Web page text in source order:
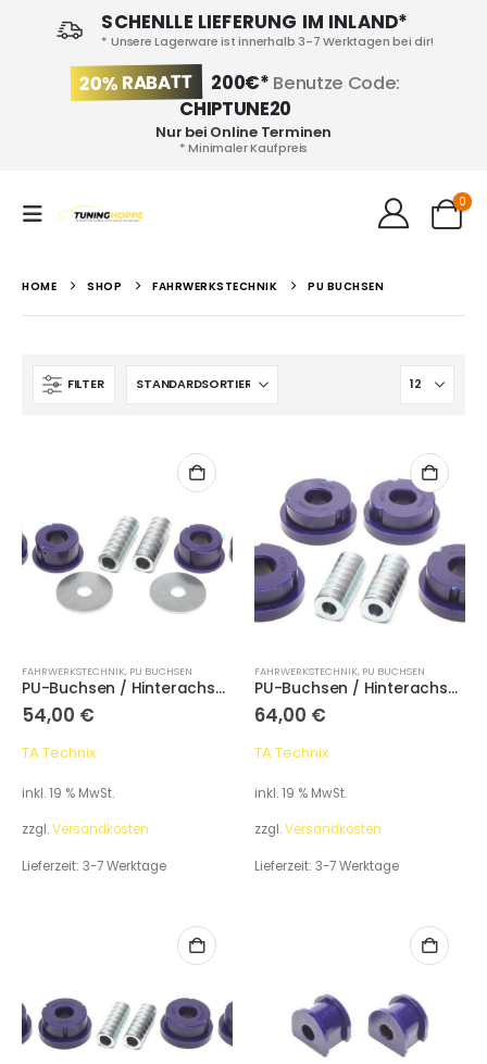
SCHENLLE LIEFERUNG IM INLAND*
* Unsere Lagerware ist innerhalb 3-7 Werktagen bei dir!
20% RABATT 200€* Benutze Code:
CHIPTUNE20
Nur bei Online Terminen
* Minimaler Kaufpreis
0
HOME SHOP FAHRWERKSTECHNIK PU BUCHSEN
FILTER
FAHRWERKSTECHNIK, PU BUCHSEN
PU-​Buchsen / Hinterachse oberer Querlenker außen / Radlagergehäuse oben / passend für Audi A4 (B5) Quattro / Audi 80 (B4) Quattro
54,00 €
TA Technix
inkl. 19 % MwSt.
zzgl.Versandkosten
Lieferzeit: 3-7 Werktage
FAHRWERKSTECHNIK, PU BUCHSEN
PU-​Buchsen / Hinterachse Querlenker unten / Lager hinten innen / passend für Audi A4 (B5) Quattro / Audi 80 (B4) Quattro
64,00 €
TA Technix
inkl. 19 % MwSt.
zzgl.Versandkosten
Lieferzeit: 3-7 Werktage